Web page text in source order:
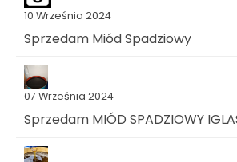
10 Września 2024
Sprzedam Miód Spadziowy
07 Września 2024
Sprzedam MIÓD SPADZIOWY